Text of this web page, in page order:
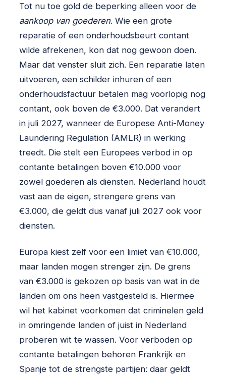
Tot nu toe gold de beperking alleen voor de
aankoop van goederen. Wie een grote
reparatie of een onderhoudsbeurt contant
wilde afrekenen, kon dat nog gewoon doen.
Maar dat venster sluit zich. Een reparatie laten
uitvoeren, een schilder inhuren of een
onderhoudsfactuur betalen mag voorlopig nog
contant, ook boven de €3.000. Dat verandert
in juli 2027, wanneer de Europese Anti-Money
Laundering Regulation (AMLR) in werking
treedt. Die stelt een Europees verbod in op
contante betalingen boven €10.000 voor
zowel goederen als diensten. Nederland houdt
vast aan de eigen, strengere grens van
€3.000, die geldt dus vanaf juli 2027 ook voor
diensten.
Europa kiest zelf voor een limiet van €10.000,
maar landen mogen strenger zijn. De grens
van €3.000 is gekozen op basis van wat in de
landen om ons heen vastgesteld is. Hiermee
wil het kabinet voorkomen dat criminelen geld
in omringende landen of juist in Nederland
proberen wit te wassen. Voor verboden op
contante betalingen behoren Frankrijk en
Spanje tot de strengste partijen: daar geldt